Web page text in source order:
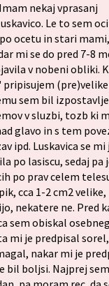
nekaj vprasanj
Le to sem
ocetu in stari
mi se do pred 7-8
v nobeni obliki.
sem bil
v sluzbi, tozb ki
glavo in s tem
ipd. Luskavica se mi
po lasiscu, sedaj pa
po prav celem
cca 1-2 cm2 velike,
nekatere ne. Pred
sem obiskal
mi je predpisal
nakar mi je
bil boljsi. Najprej